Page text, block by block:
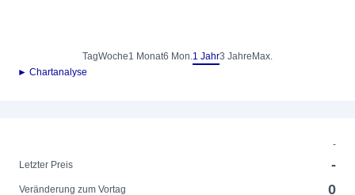
TagWoche1 Monat6 Mon.1 Jahr3 Jahre Max.
► Chartanalyse
-
Letzter Preis
-
Veränderung zum Vortag 0